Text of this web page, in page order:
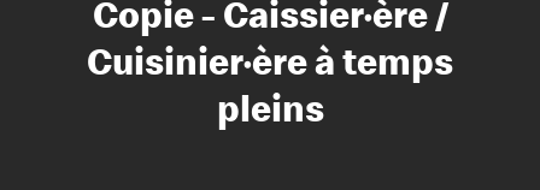
Copie - Caissier·ère /
Cuisinier·ère à temps
pleins